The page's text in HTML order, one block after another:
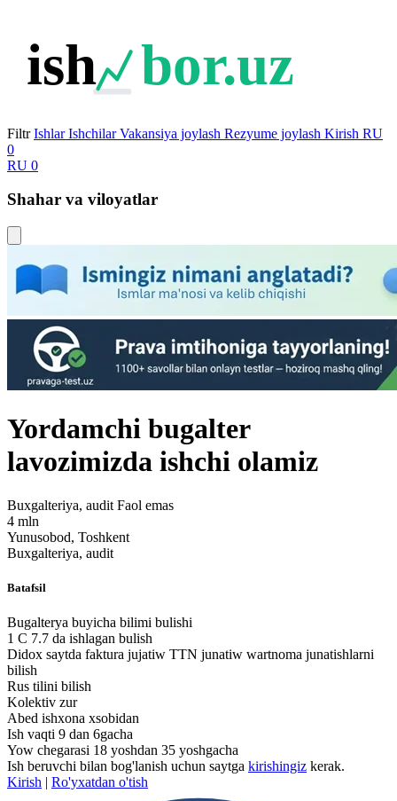
ish bor.uz
Filtr Ishlar Ishchilar Vakansiya joylash Rezyume joylash Kirish RU
0
RU 0
Shahar va viloyatlar
Yordamchi bugalter
lavozimizda ishchi olamiz
Buxgalteriya, audit Faol emas
4 mln
Yunusobod, Toshkent
Buxgalteriya, audit
Batafsil
Bugalterya buyicha bilimi bulishi
1 C 7.7 da ishlagan bulish
Didox saytda faktura jujatiw TTN junatiw wartnoma junatishlarni
bilish
Rus tilini bilish
Kolektiv zur
Abed ishxona xsobidan
Ish vaqti 9 dan 6gacha
Yow chegarasi 18 yoshdan 35 yoshgacha
Ish beruvchi bilan bog'lanish uchun saytga kirishingiz kerak.
Kirish | Ro'yxatdan o'tish